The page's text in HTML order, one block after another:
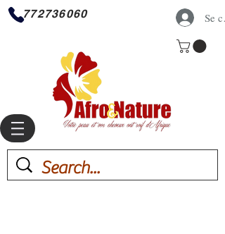
Se
772736060